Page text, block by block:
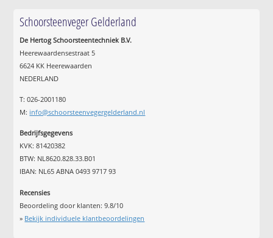
Schoorsteenveger Gelderland
De Hertog Schoorsteentechniek B.V.
Heerewaardensestraat 5
6624 KK Heerewaarden
NEDERLAND
T: 026-2001180
M: info@schoorsteenvegergelderland.nl
Bedrijfsgegevens
KVK: 81420382
BTW: NL8620.828.33.B01
IBAN: NL65 ABNA 0493 9717 93
Recensies
Beoordeling door klanten:9.8/10
» Bekijk individuele klantbeoordelingen